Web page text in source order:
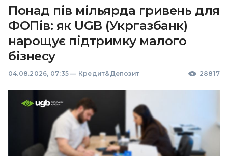
Понад пів мільярда гривень для
ФОПів: як UGB (Укргазбанк)
нарощує підтримку малого
бізнесу
04.08.2026, 07:35 — Кредит&Депозит 28817